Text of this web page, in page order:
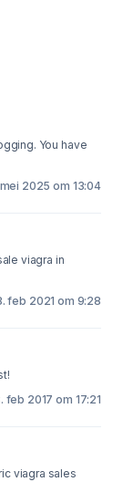
You have
mei 2025 om 13:04
in
feb 2021 om 9:28
feb 2017 om 17:21
viagra sales